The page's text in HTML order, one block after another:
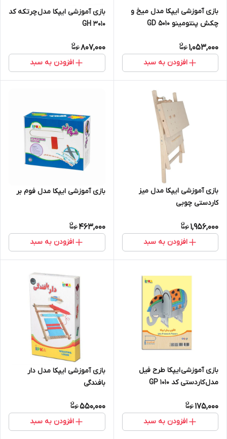
بازی آموزشی ایپکا مدل میخ و
چکش پنتومینو GD 5010
1,053,000
افزودن به سبد
بازی آموزشی ایپکا مدل چرتکه کد
GH 3010
807,000
افزودن به سبد
بازی آموزشی ایپکا مدل میز
کاردستی چوبی
1,956,000
افزودن به سبد
بازی آموزشی ایپکا مدل فوم بر
463,000
افزودن به سبد
بازی آموزشی ایپکا طرح فیل
مدل کاردستی کد GP 1010
175,000
افزودن به سبد
بازی آموزشی ایپکا مدل دار
بافندگی
550,000
افزودن به سبد